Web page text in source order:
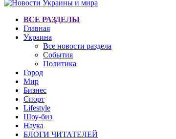
ВСЕ РАЗДЕЛЫ
Главная
Украина
Все новости раздела
События
Политика
Город
Мир
Бизнес
Спорт
Lifestyle
Шоу-биз
Наука
БЛОГИ ЧИТАТЕЛЕЙ